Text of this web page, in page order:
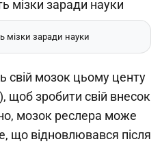
мізки заради науки
свій мозок цьому центу
щоб зробити свій внесок
мозок реслера може
що відновлювався після